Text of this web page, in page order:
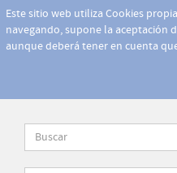
Este sitio web utiliza Cookies
navegando, supone la aceptación
aunque deberá tener en cuenta